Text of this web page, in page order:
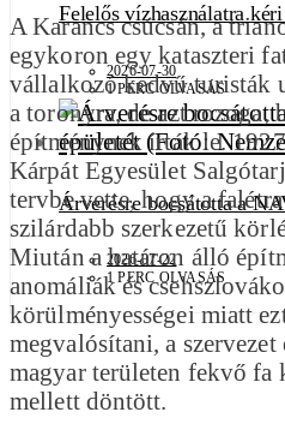
Felelős vízhasználatra
2026-07-30
1 PERC OLVASÁS
Árverésre bocsátotta a
2026-07-22
1 PERC OLVASÁS
A Karancs csúcsán, a
egykoron egy kataszteri
vállalkozó kedvű turisták
a toronyra, de azt rozoga,
építménynek írták le.
Kárpát Egyesület
tervbe vette, hogy a
szilárdabb szerkezetű
Miután a határon álló
anomáliák és
körülményességei miatt
megvalósítani, a szervezet
magyar területen fekvő fa
mellett döntött.